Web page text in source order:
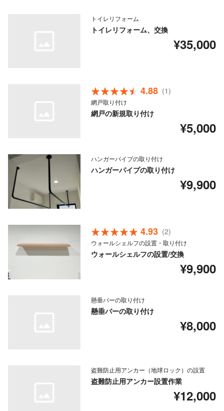
トイレリフォーム
トイレリフォーム、交換
¥35,000
4.88 (1)
網戸取り付け
網戸の新規取り付け
¥5,000
ハンガーパイプの取り付け
ハンガーパイプの取り付け
¥9,900
4.93 (2)
ウォールシェルフの設置・取り付け
ウォールシェルフの設置/交換
¥9,900
懸垂バーの取り付け
懸垂バーの取り付け
¥8,000
盗難防止用アンカー（地球ロック）の設置
盗難防止用アンカー設置作業
¥12,000